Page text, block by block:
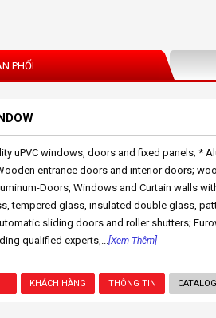
PHỐI
uPVC windows, doors and fixed panels; *
entrance doors and interior doors;
Doors, Windows and Curtain walls
tempered glass, insulated double glass,
sliding doors and roller shutters;
qualified experts,...[Xem Thêm]
KHÁCH HÀNG THÔNG TIN